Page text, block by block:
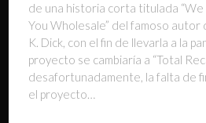
de una historia corta titulada
You Wholesale” del famoso autor
K. Dick, con el fin de llevarla a la
proyecto se cambiaría a “Total
desafortunadamente, la falta de
el proyecto…